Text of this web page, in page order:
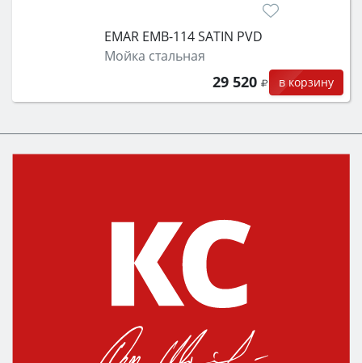
EMAR EMB-114 SATIN PVD
Мойка стальная
29 520 в корзину